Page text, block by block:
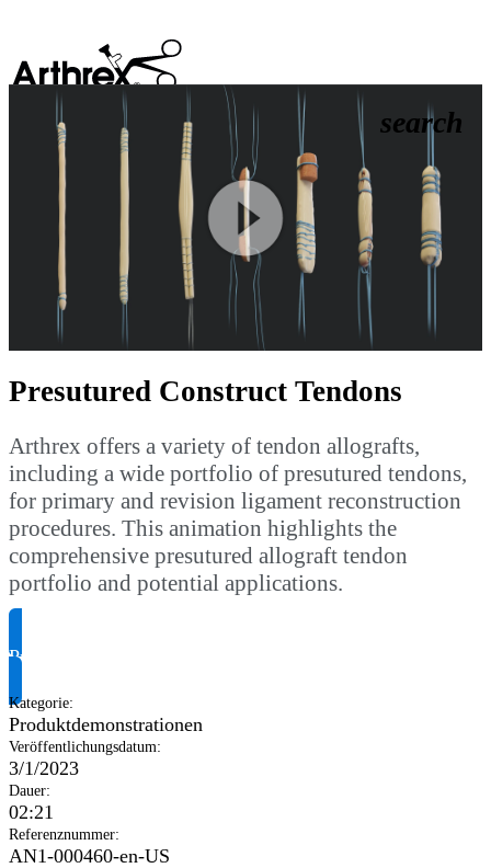
search
Play
Video
Presutured Construct Tendons
Arthrex offers a variety of tendon allografts,
including a wide portfolio of presutured tendons,
for primary and revision ligament reconstruction
procedures. This animation highlights the
comprehensive presutured allograft tendon
portfolio and potential applications.
Produktinformationen anfragen
Kategorie:
Produktdemonstrationen
Veröffentlichungsdatum:
3/1/2023
Dauer:
02:21
Referenznummer:
AN1-000460-en-US